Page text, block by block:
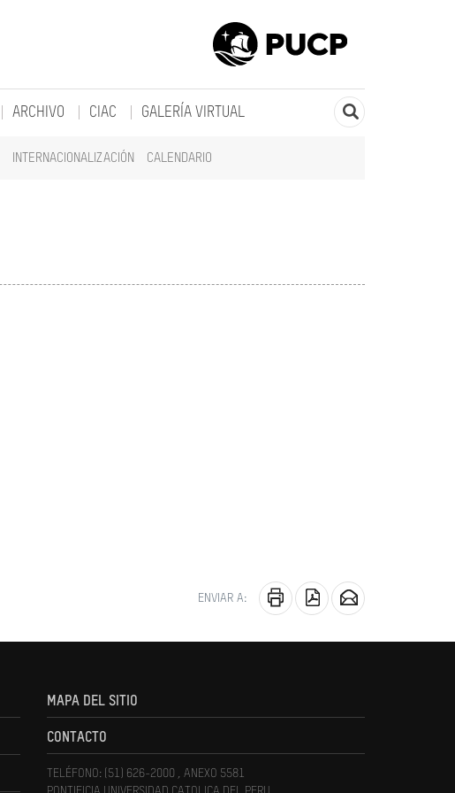
INTERNACIONALIZACIÓN CALENDARIO
ARCHIVO CIAC GALERÍA VIRTUAL
ENVIAR A:
MAPA DEL SITIO
CONTACTO
TELÉFONO: (51) 626-2000 , ANEXO 5581